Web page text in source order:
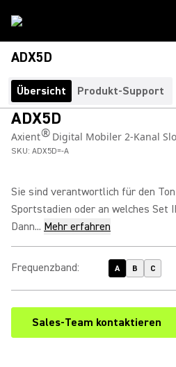
ADX5D
Übersicht Produkt-Support
ADX5D
Axient®Digital Mobiler 2-Kanal
SKU: ADX5D=-A
Sie sind verantwortlich für den
Sportstadien oder an welches Set
Dann... Mehr erfahren
Frequenzband: A B C
Sales-Team kontaktieren